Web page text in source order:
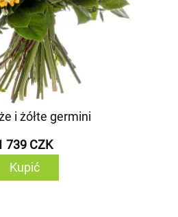
i żółte germini
739 CZK
Kupić